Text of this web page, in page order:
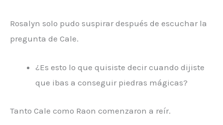
Rosalyn solo pudo suspirar después de escuchar la
pregunta de Cale.
¿Es esto lo que quisiste decir cuando dijiste
que ibas a conseguir piedras mágicas?
Tanto Cale como Raon comenzaron a reír.